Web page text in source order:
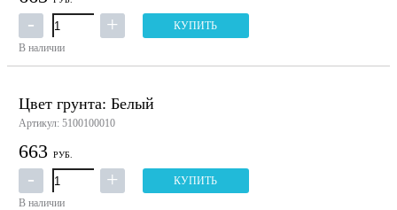
КУПИТЬ
В наличии
Цвет грунта: Белый
Артикул: 5100100010
663 РУБ.
КУПИТЬ
В наличии